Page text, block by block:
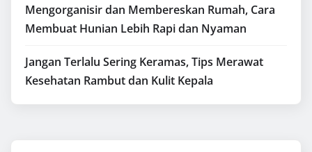
Mengorganisir dan Membereskan Rumah, Cara
Membuat Hunian Lebih Rapi dan Nyaman
Jangan Terlalu Sering Keramas, Tips Merawat
Kesehatan Rambut dan Kulit Kepala